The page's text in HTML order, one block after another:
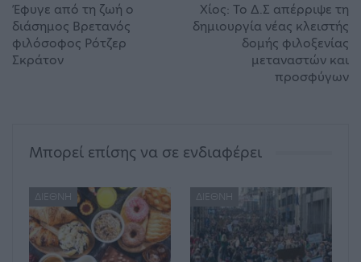
Έφυγε από τη ζωή ο
διάσημος Βρετανός
φιλόσοφος Ρότζερ
Σκράτον
Χίος: Το Δ.Σ απέρριψε τη
δημιουργία νέας κλειστής
δομής φιλοξενίας
μεταναστών και
προσφύγων
Μπορεί επίσης να σε ενδιαφέρει
ΔΙΕΘΝΉ ΔΙΕΘΝΉ